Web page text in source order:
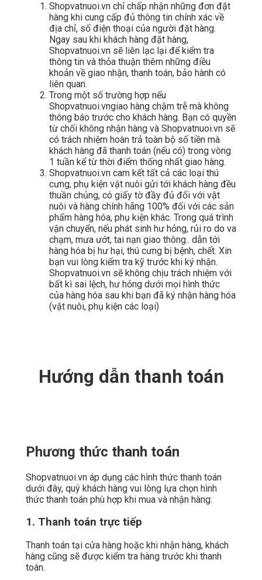
Shopvatnuoi.vn chỉ chấp nhận những đơn đặt
hàng khi cung cấp đủ thông tin chính xác về
địa chỉ, số điện thoại của người đặt hàng.
Ngay sau khi khách hàng đặt hàng,
Shopvatnuoi.vn sẽ liên lạc lại để kiểm tra
thông tin và thỏa thuận thêm những điều
khoản về giao nhận, thanh toán, bảo hành có
liên quan.
Trong một số trường hợp nếu
Shopvatnuoi.vngiao hàng chậm trễ mà không
thông báo trước cho khách hàng. Bạn có quyền
từ chối không nhận hàng và Shopvatnuoi.vn sẽ
có trách nhiệm hoàn trả toàn bộ số tiền mà
khách hàng đã thanh toán (nếu có) trong vòng
1 tuần kể từ thời điểm thống nhất giao hàng.
Shopvatnuoi.vn cam kết tất cả các loại thú
cưng, phụ kiện vật nuôi gửi tới khách hàng đều
thuần chủng, có giấy tờ đầy đủ đối với vật
nuôi và hàng chính hãng 100% đối với các sản
phẩm hàng hóa, phụ kiện khác. Trong quá trình
vận chuyển, nếu phát sinh hư hỏng, rủi ro do va
chạm, mưa ướt, tai nạn giao thông.. dẫn tới
hàng hóa bị hư hại, thú cưng bị bệnh, chết. Xin
bạn vui lòng kiểm tra kỹ trước khi ký nhận.
Shopvatnuoi.vn sẽ không chịu trách nhiệm với
bất kì sai lệch, hư hỏng dưới mọi hình thức
của hàng hóa sau khi bạn đã ký nhận hàng hóa
(vật nuôi, phụ kiện các loại)
Hướng dẫn thanh toán
Phương thức thanh toán
Shopvatnuoi.vn áp dụng các hình thức thanh toán
dưới đây, quý khách hàng vui lòng lựa chọn hình
thức thanh toán phù hợp khi mua và nhận hàng:
1. Thanh toán trực tiếp
Thanh toán tại cửa hàng hoặc khi nhận hàng, khách
hàng cũng sẽ được kiểm tra hàng trước khi thanh
toán.